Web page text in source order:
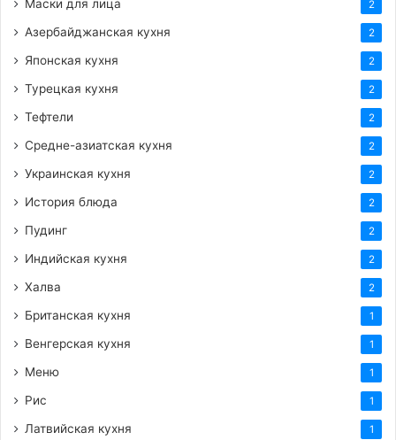
Маски для лица 2
Азербайджанская кухня 2
Японская кухня 2
Турецкая кухня 2
Тефтели 2
Средне-азиатская кухня 2
Украинская кухня 2
История блюда 2
Пудинг 2
Индийская кухня 2
Халва 2
Британская кухня 1
Венгерская кухня 1
Меню 1
Рис 1
Латвийская кухня 1